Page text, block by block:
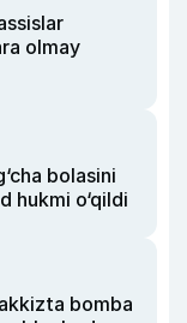
olmay
bolasini
hukmi o‘qildi
bomba